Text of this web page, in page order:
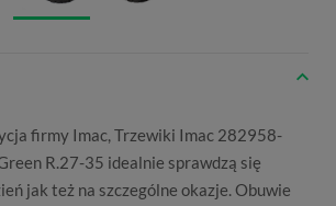
firmy Imac, Trzewiki Imac 282958-
R.27-35 idealnie sprawdzą się
jak też na szczególne okazje. Obuwie